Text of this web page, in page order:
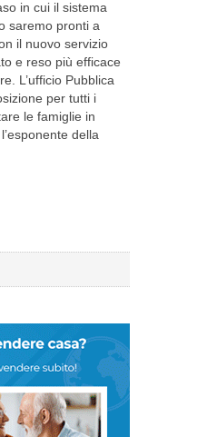
in cui il sistema
saremo pronti a
il nuovo servizio
e reso più efficace
L’ufficio Pubblica
per tutti i
le famiglie in
della